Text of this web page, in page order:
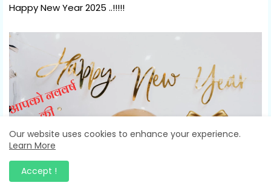
Happy New Year 2025 ..!!!!!
Our website uses cookies to enhance your experience.
Learn More
Accept !